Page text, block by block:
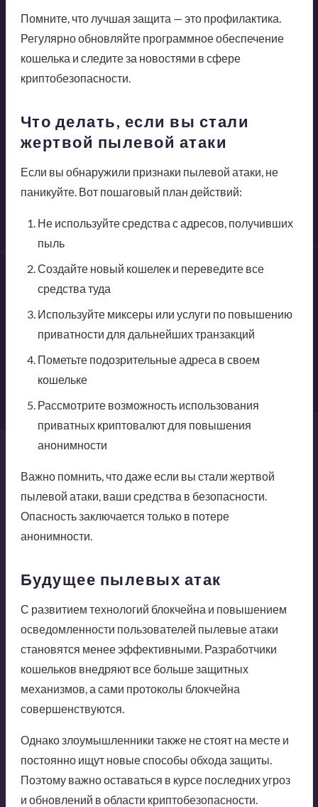
Помните, что лучшая защита — это профилактика.
Регулярно обновляйте программное обеспечение
кошелька и следите за новостями в сфере
криптобезопасности.
Что делать, если вы стали
жертвой пылевой атаки
Если вы обнаружили признаки пылевой атаки, не
паникуйте. Вот пошаговый план действий:
Не используйте средства с адресов, получивших
пыль
Создайте новый кошелек и переведите все
средства туда
Используйте миксеры или услуги по повышению
приватности для дальнейших транзакций
Пометьте подозрительные адреса в своем
кошельке
Рассмотрите возможность использования
приватных криптовалют для повышения
анонимности
Важно помнить, что даже если вы стали жертвой
пылевой атаки, ваши средства в безопасности.
Опасность заключается только в потере
анонимности.
Будущее пылевых атак
С развитием технологий блокчейна и повышением
осведомленности пользователей пылевые атаки
становятся менее эффективными. Разработчики
кошельков внедряют все больше защитных
механизмов, а сами протоколы блокчейна
совершенствуются.
Однако злоумышленники также не стоят на месте и
постоянно ищут новые способы обхода защиты.
Поэтому важно оставаться в курсе последних угроз
и обновлений в области криптобезопасности.